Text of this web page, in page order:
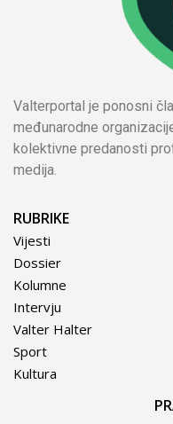
Valterportal je ponosni
međunarodne
kolektivne predanosti
medija.
RUBRIKE
Vijesti
Dossier
Kolumne
Intervju
Valter Halter
Sport
Kultura